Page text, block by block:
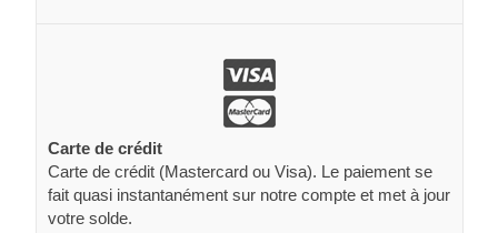
Carte de crédit
Carte de crédit (Mastercard ou Visa). Le paiement se
fait quasi instantanément sur notre compte et met à jour
votre solde.